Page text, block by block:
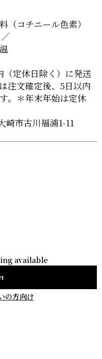
（コチニール色素）
定休日除く）に発送
注文確定後、5日以内
。＊年末年始は定休
崎市古川福浦1-11
available
の方向け